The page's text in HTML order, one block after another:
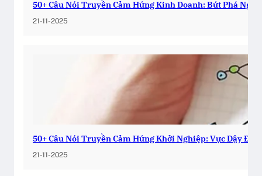
50+ Câu Nói Truyền Cảm Hứng Kinh Doanh: Bứt Phá Ngay!
21-11-2025
50+ Câu Nói Truyền Cảm Hứng Khởi Nghiệp: Vực Dậy
21-11-2025